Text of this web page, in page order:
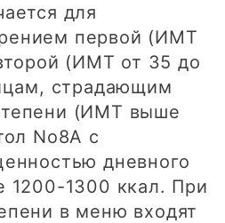
для
первой (ИМТ
(ИМТ от 35 до
страдающим
(ИМТ выше
No8А с
дневного
1200-1300 ккал. При
в меню входят